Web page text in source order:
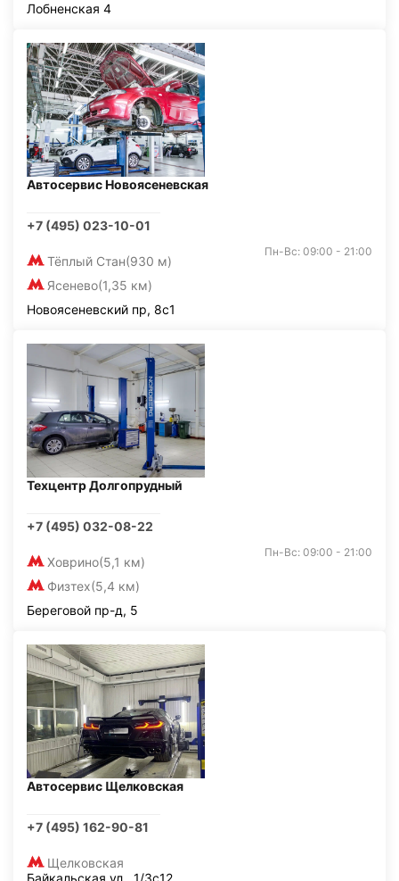
Лобненская 4
Автосервис Новоясеневская
+7 (495) 023-10-01
Тёплый Стан(930 м)
Ясенево(1,35 км)
Пн-Вс: 09:00 - 21:00
Новоясеневский пр, 8с1
Техцентр Долгопрудный
+7 (495) 032-08-22
Ховрино(5,1 км)
Физтех(5,4 км)
Пн-Вс: 09:00 - 21:00
Береговой пр-д, 5
Автосервис Щелковская
+7 (495) 162-90-81
Щелковская
Байкальская ул., 1/3с12